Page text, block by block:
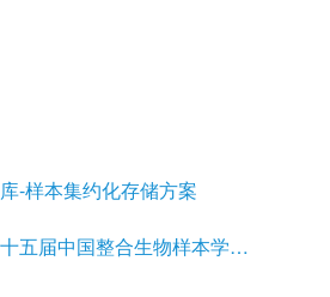
-样本集约化存储方案
慧程生物亮相第十五届中国整合生物样本学大会取得圆满成功